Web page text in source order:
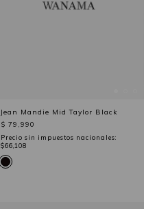
Jean Mandie Mid Taylor Black
$ 79,990
Precio sin impuestos nacionales:
$66,108